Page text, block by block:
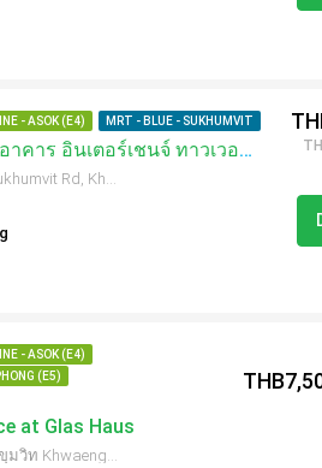
- ASOK (E4) MRT - BLUE - SUKHUMVIT
เช่าสำนักงาน 135 ตรม. อาคาร อินเตอร์เชนจ์ ทาวเวอร์21 / Interchange 21
399 อาคารอินเตอร์เชนจ 21 Sukhumvit Rd, Khwaeng Khlong Toei Nuea, Khet Watthana, Krung Thep Maha Nakhon 10110, Thailand
- ASOK (E4)
(E5)
at Glas Haus
1 กลาสเฮ้าส์บิลดิ้ง ซอย 25 ถ.สุขุมวิท Khwaeng Khlong Toei Nuea, Khet Watthana, กรุงเทพมหานคร 10110, Thailand